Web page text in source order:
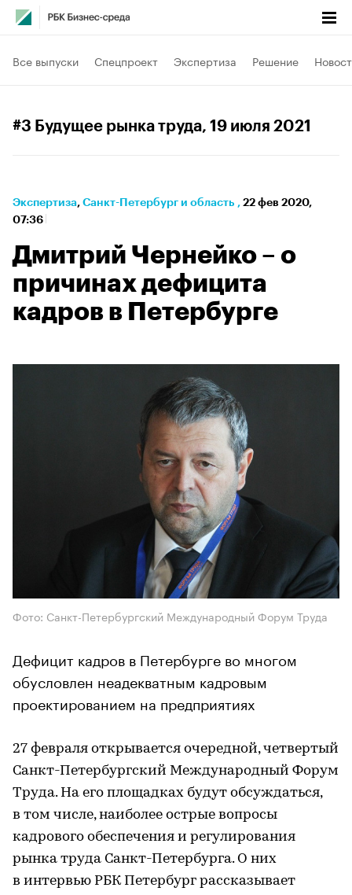
Все выпуски Спецпроект Экспертиза Решение
#3 Будущее рынка труда, 19 июля 2021
Экспертиза⁠, Санкт-Петербург и область , 22 фев 2020,
07:36
Дмитрий Чернейко – о
причинах дефицита
кадров в Петербурге
Фото: Санкт-Петербургский Международный Форум Труда
Дефицит кадров в Петербурге во многом
обусловлен неадекватным кадровым
проектированием на предприятиях
27 февраля открывается очередной, четвертый
Санкт-Петербургский Международный Форум
Труда. На его площадках будут обсуждаться,
в том числе, наиболее острые вопросы
кадрового обеспечения и регулирования
рынка труда Санкт-Петербурга. О них
в интервью РБК Петербург рассказывает